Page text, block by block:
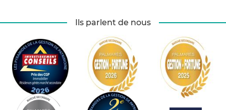
Ils parlent de nous